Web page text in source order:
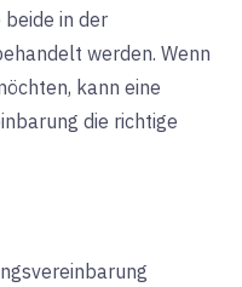
beide in der
werden. Wenn
kann eine
die richtige